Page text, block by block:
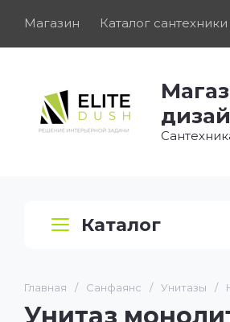
Магазин Каталог сантехники
Каталог
Главная / Санфаянс / Унитазы /
Унитаз